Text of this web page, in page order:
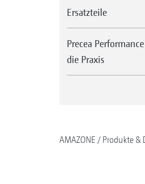
Ersatzteile
Precea
die Praxis
AMAZONE Produkte &